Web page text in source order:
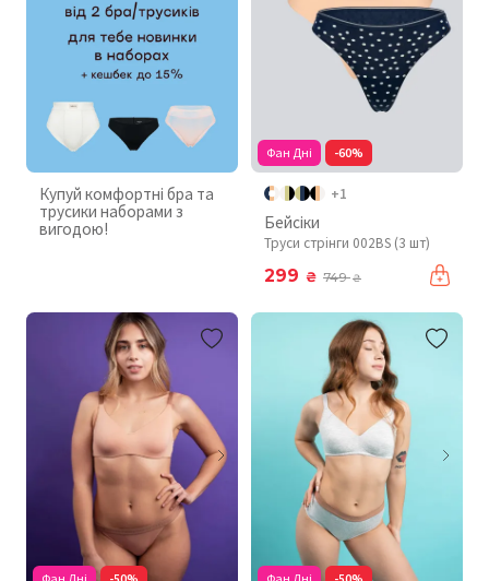
Купуй комфортні бра та
трусики наборами з
вигодою!
Фан Дні -60%
+1
Бейсіки
Труси стрінги 002BS (3 шт)
299 ₴ 749₴